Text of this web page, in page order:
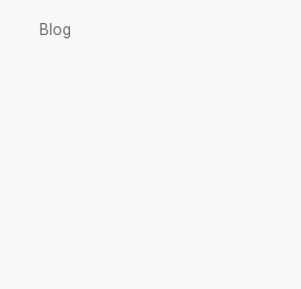
Blog